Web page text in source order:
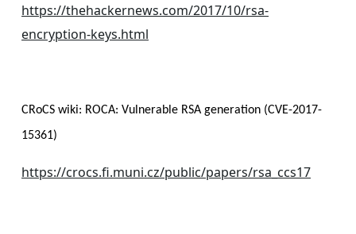
https://thehackernews.com/2017/10/rsa-
encryption-keys.html
CRoCS wiki: ROCA: Vulnerable RSA generation (CVE-2017-
15361)
https://crocs.fi.muni.cz/public/papers/rsa_ccs17